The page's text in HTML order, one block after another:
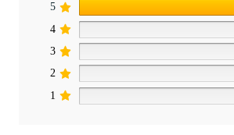
5
4
3
2
1